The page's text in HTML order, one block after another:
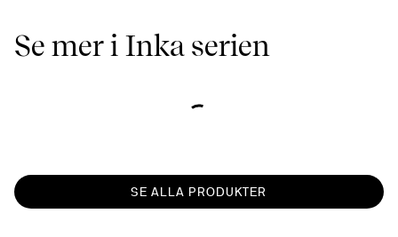
Se mer i Inka serien
SE ALLA PRODUKTER